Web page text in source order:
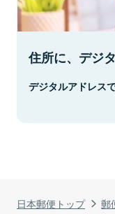
日本郵便トップ 郵
住所に、デジ
デジタルアドレス